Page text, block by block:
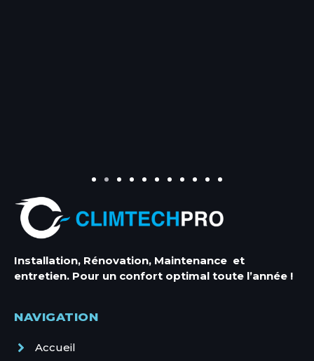
Entretien Climatisation Cannes
Installation, Rénovation, Maintenance et
entretien. Pour un confort optimal toute l’année !
NAVIGATION
Accueil